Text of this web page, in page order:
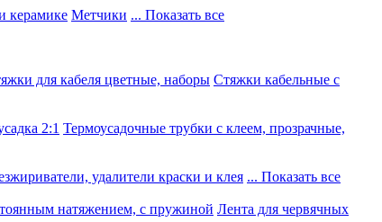
керамике Метчики ... Показать все
для кабеля цветные, наборы Стяжки кабельные с
2:1 Термоусадочные трубки с клеем, прозрачные,
удалители краски и клея ... Показать все
натяжением, с пружиной Лента для червячных